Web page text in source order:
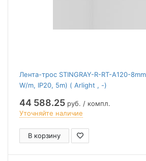
Лента-трос STINGRAY-R-RT-A120-
W/m, IP20, 5m) ( Arlight , -)
44 588.25 руб. / компл.
Уточняйте наличие
В корзину